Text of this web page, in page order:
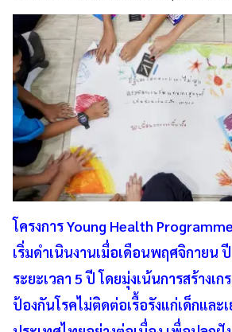
โครงการ Young Health
เริ่มดำเนินงานเมื่อเดือนพฤศจิกายน
ระยะเวลา 5 ปี โดยมุ่งเน้นการสร้างเ
ป้องกันโรคไม่ติดต่อเรื้อรังแก่เด็กและ